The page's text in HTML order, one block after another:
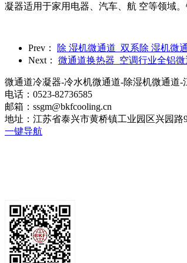
凝器适用于家用电器、汽车、航 空等领域
Prev：
除 湿机微通道_双系除 湿机微
Next：
微通道换热器_空调行业全铝
微通道冷凝器-冷水机微通道-除湿机微通道
电话：0523-82736585
邮箱：ssgm@bkfcooling.cn
地址：江苏省泰兴市黄桥镇工业园区兴园路
一键导航